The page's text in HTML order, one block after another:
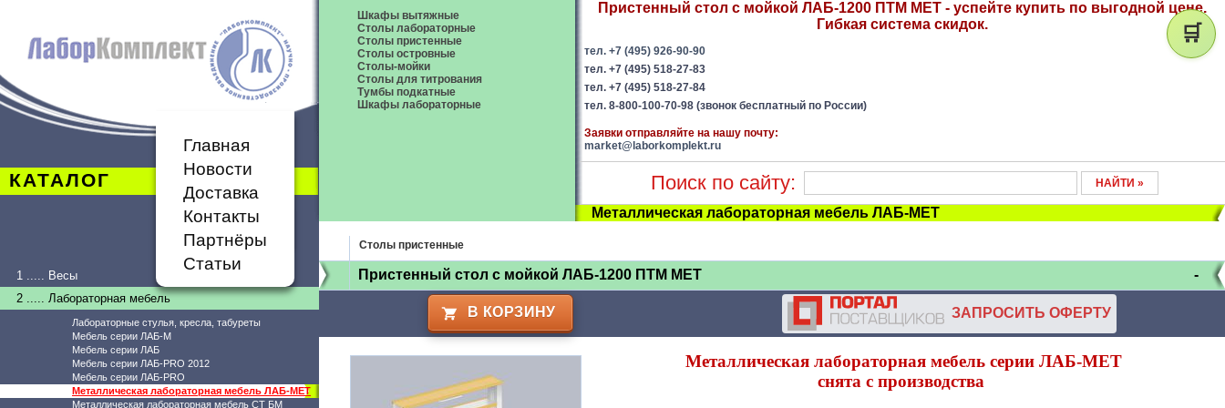
КАТАЛОГ
Главная
Новости
Доставка
Контакты
Партнёры
Статьи
1 ..... Весы
2 ..... Лабораторная мебель
Лабораторные стулья, кресла, табуреты
Мебель серии ЛАБ-М
Мебель серии ЛАБ
Мебель серии ЛАБ-PRO 2012
Мебель серии ЛАБ-PRO
Металлическая лабораторная мебель ЛАБ-МЕТ
Металлическая лабораторная мебель СТ БМ
Шкафы вытяжные
Столы лабораторные
Столы пристенные
Столы островные
Столы-мойки
Столы для титрования
Тумбы подкатные
Шкафы лабораторные
Пристенный стол с мойкой ЛАБ-1200 ПТМ МЕТ - успейте купить по выгодной цене.
Гибкая система скидок.
тел. +7 (495) 926-90-90
тел. +7 (495) 518-27-83
тел. +7 (495) 518-27-84
тел. 8-800-100-70-98 (звонок бесплатный по России)
Заявки отправляйте на нашу почту:
market@laborkomplekt.ru
Поиск по сайту:
Металлическая лабораторная мебель ЛАБ-МЕТ
Столы пристенные
Пристенный стол с мойкой ЛАБ-1200 ПТМ МЕТ -
В КОРЗИНУ ЗАПРОСИТЬ ОФЕРТУ
Металлическая лабораторная мебель серии ЛАБ-МЕТ
снята с производства
🛒